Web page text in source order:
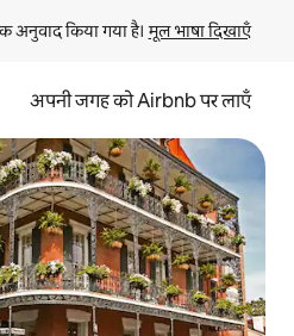
अनुवाद किया गया है। मूल भाषा दिखाएँ
अपनी जगह को Airbnb पर लाएँ